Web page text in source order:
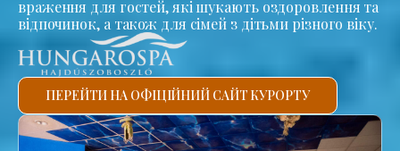
враження для гостей, які шукають оздоровлення та
відпочинок, а також для сімей з дітьми різного віку.
ПЕРЕЙТИ НА ОФІЦІЙНИЙ САЙТ КУРОРТУ